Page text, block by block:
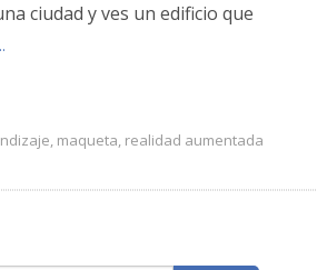
ciudad y ves un edificio que
, maqueta, realidad aumentada